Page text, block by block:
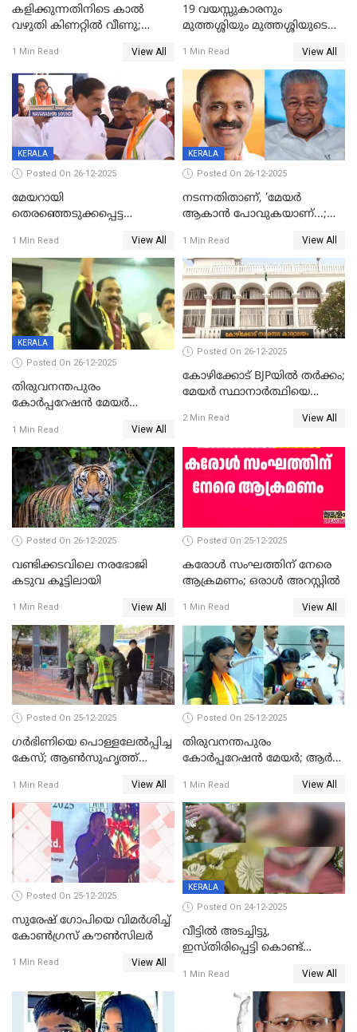
കളിക്കുന്നതിനിടെ കാൽ
വഴുതി കിണറ്റിൽ വീണു;
ദാരുണാന്ത്യം
1 Min Read View All
19 വയസ്സുകാരനും
മുത്തശ്ശിയും മുത്തശ്ശിയുടെ
മരിച്ചനിലയിൽ
1 Min Read View All
KERALA
Posted On 26-12-2025
മേയറായി
തെരഞ്ഞെടുക്കപ്പെട്ട
ആദ്യ വോട്ട് അസാധു; കണ്ണൂർ
ഡെപ്യൂട്ടി മേയർ സ്ഥാനത്ത്
താഹിറിന് വിജയം
1 Min Read View All
KERALA
Posted On 26-12-2025
നടന്നതിതാണ്, ‘മേയർ
ആകാൻ പോവുകയാണ്...;
മുഖ്യമന്ത്രിയുടെ ഓഫീസ്
തന്നെ വിശദീകരിയ്ക്കുന്നു;
സത്യമിതാണ്
1 Min Read View All
KERALA
Posted On 26-12-2025
തിരുവനന്തപുരം
കോര്‍പ്പറേഷന്‍ മേയര്‍
ഹൈക്കോടതിയിലേക്ക്;
സത്യപ്രതിജ്ഞ ചടങ്ങില്‍
ചട്ടലംഘനമെന്ന് പാർട്ടി
1 Min Read View All
Posted On 26-12-2025
കോഴിക്കോട് BJPയിൽ തർക്കം;
മേയർ സ്ഥാനാർത്ഥിയെ
2 Min Read View All
Posted On 26-12-2025
വണ്ടിക്കടവിലെ നരഭോജി
കടുവ കൂട്ടിലായി
1 Min Read View All
Posted On 25-12-2025
കരോള്‍ സംഘത്തിന് നേരെ
ആക്രമണം; ഒരാള്‍ അറസ്റ്റില്‍
1 Min Read View All
Posted On 25-12-2025
ഗര്‍ഭിണിയെ പൊള്ളലേല്‍പ്പിച്ച
കേസ്; ആണ്‍സുഹൃത്ത്
1 Min Read View All
Posted On 25-12-2025
തിരുവനന്തപുരം
കോര്‍പ്പറേഷന്‍ മേയർ; ആര്‍
1 Min Read View All
Posted On 25-12-2025
സുരേഷ് ഗോപിയെ വിമര്‍ശിച്ച്
കോണ്‍ഗ്രസ് കൗണ്‍സിലര്‍
1 Min Read View All
KERALA
Posted On 24-12-2025
വീട്ടിൽ അടച്ചിട്ടു,
ഇസ്തിരിപ്പെട്ടി കൊണ്ട്
ഗർഭിണിയായ യുവതിക്ക് ക്രൂര
1 Min Read View All